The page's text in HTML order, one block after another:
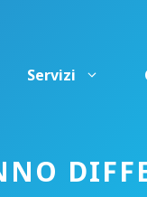
Servizi